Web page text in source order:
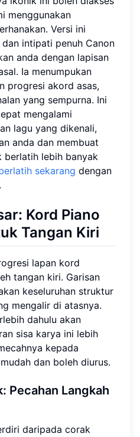
menggunakan
Versi ini
intipati penuh Canon
anda dengan lapisan
Ia menumpukan
progresi akord asas,
yang sempurna. Ini
mengalami
lagu yang dikenali,
anda dan membuat
berlatih lebih banyak
sekarang dengan
Kord Piano
Tangan Kiri
lapan kord
tangan kiri. Garisan
keseluruhan struktur
mengalir di atasnya.
dahulu akan
sisa karya ini lebih
kepada
dan boleh diurus.
Pecahan Langkah
daripada corak